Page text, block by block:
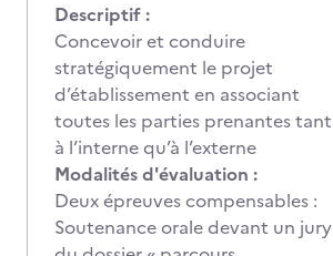
Descriptif :
Concevoir et conduire
stratégiquement le projet
d’établissement en associant
toutes les parties prenantes tant
à l’interne qu’à l’externe
Modalités d'évaluation :
Deux épreuves compensables :
Soutenance orale devant un jury